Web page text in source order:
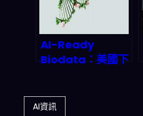
AI-Ready
Biodata：美國下
成長預測
AI資訊